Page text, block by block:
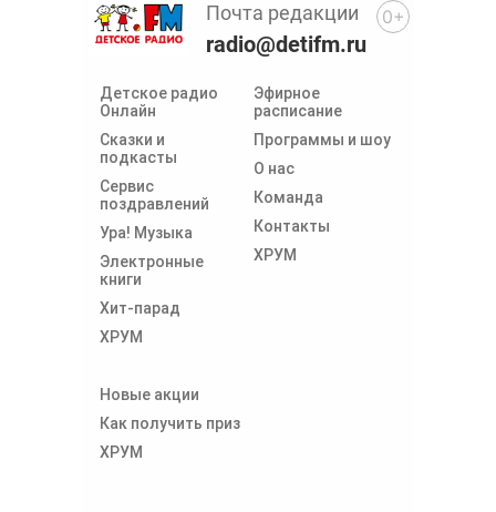
Детское радио
Онлайн
Сказки и
подкасты
Сервис
поздравлений
Ура! Музыка
Электронные
книги
Хит-парад
ХРУМ
Эфирное
расписание
Программы и шоу
О нас
Команда
Контакты
ХРУМ
Новые акции
Как получить приз
ХРУМ
Почта редакции
radio@detifm.ru
0+